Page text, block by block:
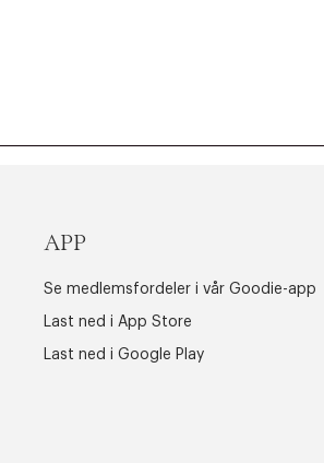
APP
Se medlemsfordeler i vår Goodie-app
Last ned i App Store
Last ned i Google Play